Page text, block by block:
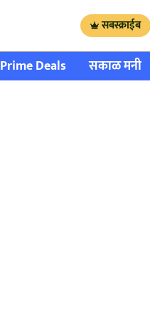
सबस्क्राईब
Prime Deals सकाळ मनी